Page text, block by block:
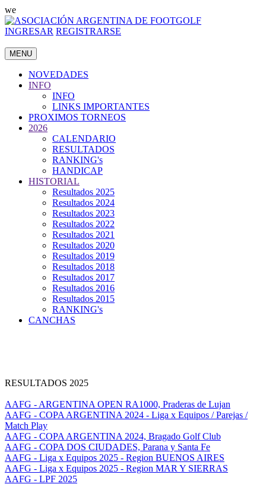
we
INGRESAR REGISTRARSE
MENU
NOVEDADES
INFO
INFO
LINKS IMPORTANTES
PROXIMOS TORNEOS
2026
CALENDARIO
RESULTADOS
RANKING's
HANDICAP
HISTORIAL
Resultados 2025
Resultados 2024
Resultados 2023
Resultados 2022
Resultados 2021
Resultados 2020
Resultados 2019
Resultados 2018
Resultados 2017
Resultados 2016
Resultados 2015
RANKING's
CANCHAS
RESULTADOS 2025
AAFG - ARGENTINA OPEN RA1000, Praderas de Lujan
AAFG - COPA ARGENTINA 2024 - Liga x Equipos / Parejas /
Match Play
AAFG - COPA ARGENTINA 2024, Bragado Golf Club
AAFG - COPA DOS CIUDADES, Parana y Santa Fe
AAFG - Liga x Equipos 2025 - Region BUENOS AIRES
AAFG - Liga x Equipos 2025 - Region MAR Y SIERRAS
AAFG - LPF 2025